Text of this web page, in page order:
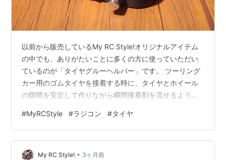
以前から販売しているMy RC Style!オリジナルアイテム
の中でも、ありがたいことに多くの方に使っていただい
ているのが「タイヤグルーヘルパー」です。 ツーリング
カー用のゴムタイヤを接着する時に、タイヤとホイール
の隙間を安定して作りながら瞬間接着剤を流せるように
ただき、サーキットでも使っていただいている姿を見か
けるようになりました。 そんな中で、以前から本当に多
くいただいていたご要望がありました。 「これが自動で
回ってくれたら最高なんだけど」 という声です。 自分自
#MyRCStyle #ラジコン #タイヤ
My RC Style! • 3ヶ月前